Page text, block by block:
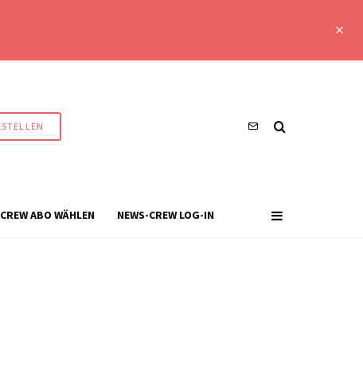
ABO WÄHLEN NEWS-CREW LOG-IN